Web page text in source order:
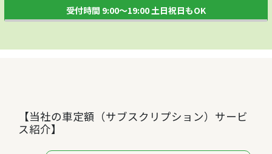
受付時間 9:00～19:00 土日祝日もOK
【当社の車定額（サブスクリプション）サービ
ス紹介】